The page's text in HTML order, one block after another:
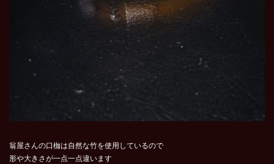
翁屋さんの口枷は自然な竹を使用しているので
形や大きさが一点一点違います